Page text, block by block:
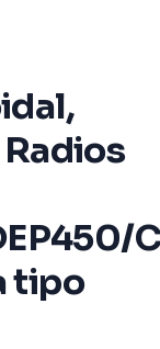
Radios
tipo